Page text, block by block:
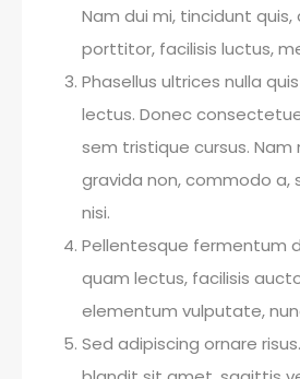
Nam dui mi, tincidunt quis,
porttitor, facilisis luctus,
Phasellus ultrices nulla
lectus. Donec
sem tristique cursus. Nam
gravida non, commodo a,
nisi.
Pellentesque fermentum
quam lectus, facilisis
elementum vulputate,
Sed adipiscing ornare